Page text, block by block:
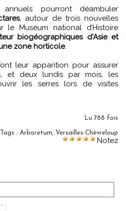
pourront déambuler
, autour de trois nouvelles
Muséum national d’Histoire
biogéographiques d'Asie et
zone horticole.
leur apparition pour assurer
et deux lundis par mois, les
les serres lors de visites
Lu 788 fois
Tags : Arboretum, Versailles-Chèvreloup
Notez
: